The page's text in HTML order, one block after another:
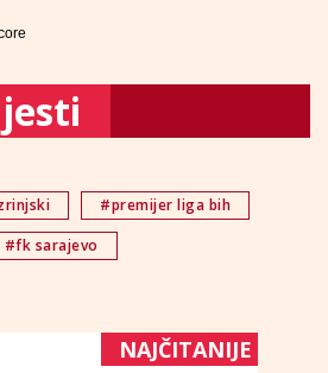
#premijer liga bih
#fk sarajevo
NAJČITANIJE